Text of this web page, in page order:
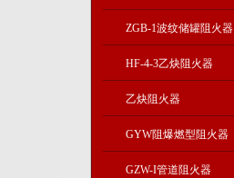
ZGB-1波纹储罐阻火器
HF-4-3乙炔阻火器
乙炔阻火器
GYW阻爆燃型阻火器
GZW-I管道阻火器